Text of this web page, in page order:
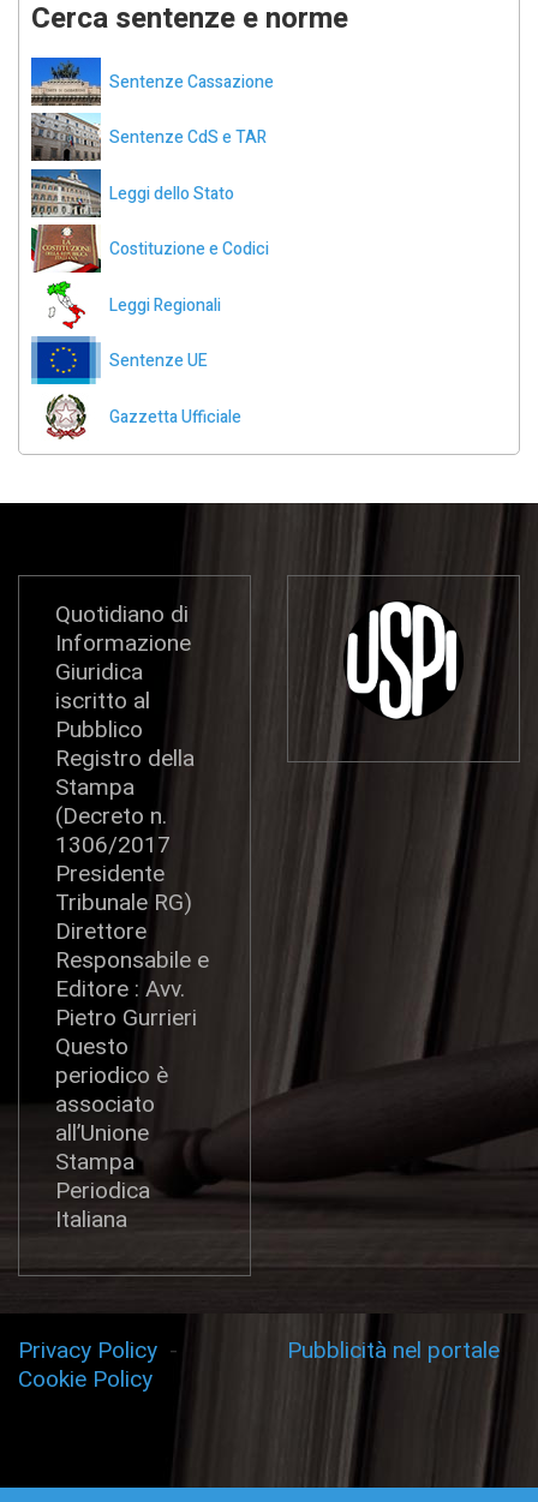
Cerca sentenze e norme
Sentenze Cassazione
Sentenze CdS e TAR
Leggi dello Stato
Costituzione e Codici
Leggi Regionali
Sentenze UE
Gazzetta Ufficiale
Quotidiano di
Informazione
Giuridica
iscritto al
Pubblico
Registro della
Stampa
(Decreto n.
1306/2017
Presidente
Tribunale RG)
Direttore
Responsabile e
Editore : Avv.
Pietro Gurrieri
Questo
periodico è
associato
all’Unione
Stampa
Periodica
Italiana
Privacy Policy -
Cookie Policy
Pubblicità nel portale